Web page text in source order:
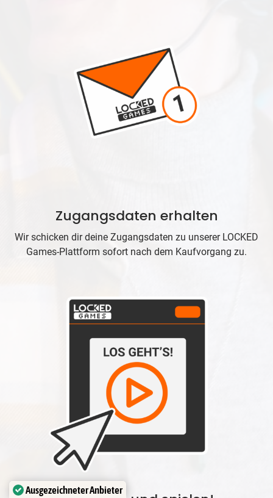
Zugangsdaten erhalten
Wir schicken dir deine Zugangsdaten zu unserer LOCKED
Games-Plattform sofort nach dem Kaufvorgang zu.
Ausgezeichneter Anbieter